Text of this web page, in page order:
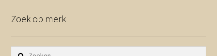
Zoek op merk
Zoeken